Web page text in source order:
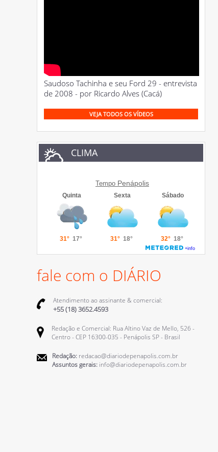
Saudoso Tachinha e seu Ford 29 - entrevista
de 2008 - por Ricardo Alves (Cacá)
VEJA TODOS OS VÍDEOS
CLIMA
Tempo Penápolis
fale com o DIÁRIO
Atendimento ao assinante & comercial:
+55 (18) 3652.4593
Redação e Comercial: Rua Altino Vaz de Mello, 526 -
Centro - CEP 16300-035 - Penápolis SP - Brasil
Redação: redacao@diariodepenapolis.com.br
Assuntos gerais: info@diariodepenapolis.com.br